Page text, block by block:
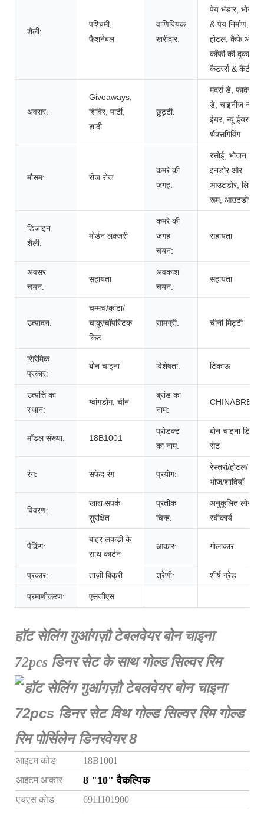
शैली:
पश्चिमी,
फैशनेबल
वाणिज्यिक
खरीदार:
पेय भंडार, भोजन
& पेय निर्माण,
होटल, कैफे और
कॉफी की दुकानें,
कैटरर्स & कैंटीन्स
अवसर:
Giveaways,
शिविर, पार्टी,
शादी
छुट्टी:
मदर्स डे, फादर्स
डे, चाइनीज न्यू
ईयर, न्यू ईयर,
थैंक्सगिविंग
मौसम: रोज रोज
कमरे की
जगह:
रसोई, भोजन कक्ष,
इनडोर और
आउटडोर, लिविंग
रूम, आउटडोर
डिजाइन
शैली:
मोर्डन लक्जरी
कमरे की
जगह
चयन:
सहायता
अवसर
चयन:
सहायता
अवकाश
चयन:
सहायता
उत्पादन:
चम्मच/कांटा/
चाकू/चॉपस्टिक
किट
सामग्री: चीनी मिट्टी
सिरेमिक
प्रकार:
बोन चाइना विशेषता: टिकाऊ
उत्पत्ति का
स्थान:
ग्वांगडोंग, चीन
ब्रांड का
नाम:
CHINABRETT
मॉडल संख्या: 18B1001
प्रोडक्ट
का नाम:
बोन चाइना डिनर
सेट
रंग: सफेद रंग प्रयोग:
रेस्तरां/होटल/
भोज/शादियाँ
विवरण:
खाद्य संपर्क
सुरक्षित
प्रतीक
चिन्ह:
अनुकूलित लोगो
स्वीकार्य
पैकिंग:
बाहर लकड़ी के
साथ कार्टन
आकार: गोलाकार
प्रकार: ताज़ी बिक्री श्रेणी: शीर्ष ग्रेड
प्रमाणीकरण: एसजीएस
हॉट सेलिंग गुआंगज़ौ टेबलवेयर बोन चाइना
72pcs डिनर सेट के साथ गोल्ड सिल्वर रिम
आइटम कोड
18B1001
आइटम आकार
8 "10" वैकल्पिक
एचएस कोड
6911101900